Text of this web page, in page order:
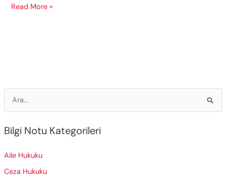
Şantaj
Read More »
e
c
h
Bilgi Notu Kategorileri
Aile Hukuku
Ceza Hukuku